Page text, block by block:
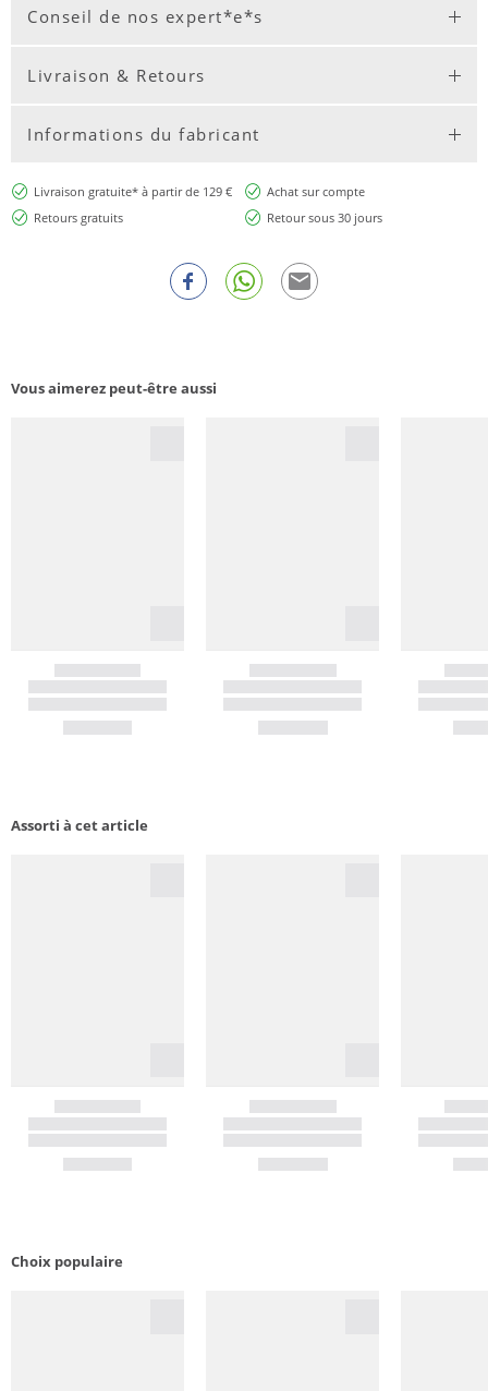
Conseil de nos expert*e*s
Livraison & Retours
Informations du fabricant
Livraison gratuite* à partir de 129 €
Achat sur compte
Retours gratuits
Retour sous 30 jours
Vous aimerez peut-être aussi
Assorti à cet article
Choix populaire